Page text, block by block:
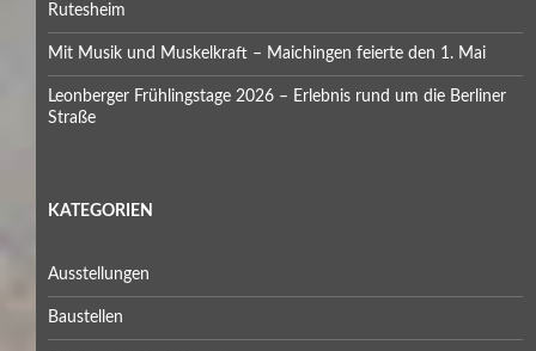
Rutesheim
Mit Musik und Muskelkraft – Maichingen feierte den 1. Mai
Leonberger Frühlingstage 2026 – Erlebnis rund um die Berliner
Straße
KATEGORIEN
Ausstellungen
Baustellen